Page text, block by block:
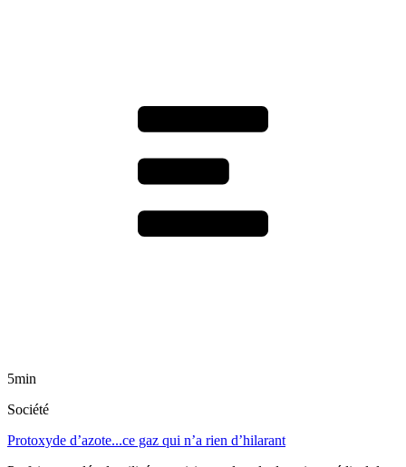
5min
Société
Protoxyde d’azote...ce gaz qui n’a rien d’hilarant